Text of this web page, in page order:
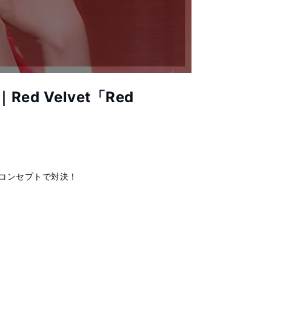
Red Velvet「Red
ンセプトで対決！